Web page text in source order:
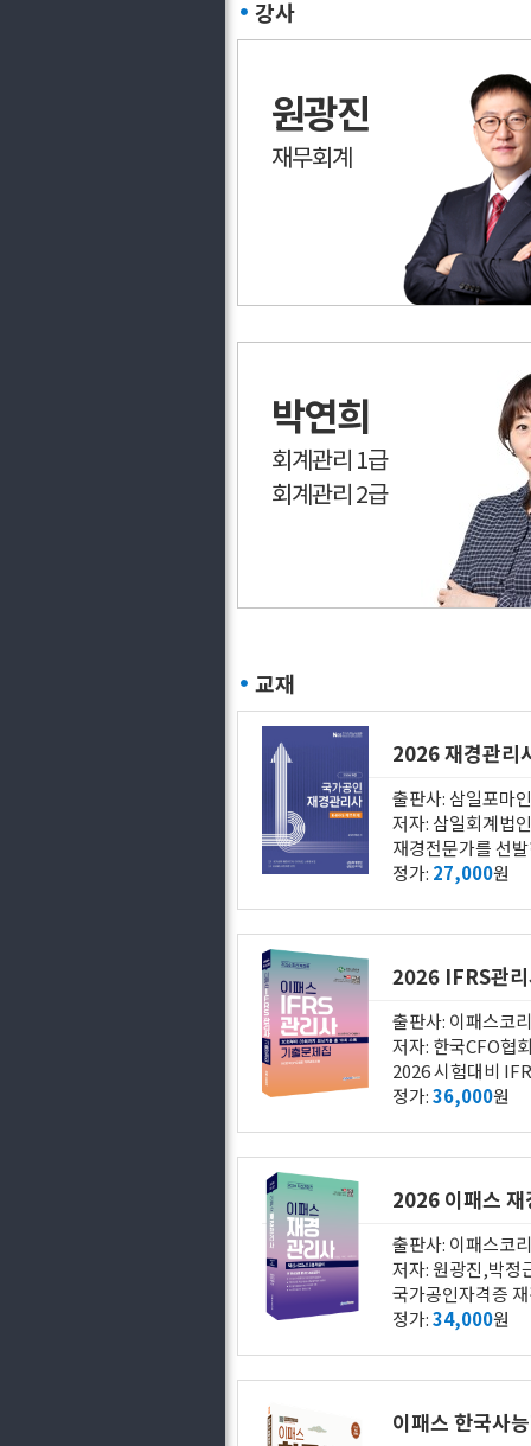
강사
원광진
재무회계
박연희
회계관리 1급
회계관리 2급
교재
2026 재경관리
출판사: 삼일포마인
저자: 삼일회계법인
정가: 27,000원
2026 IFRS관
출판사: 이패스코
저자: 한국CFO협
2026 시험대비
정가:36,000원
2026 이패스
출판사: 이패스코
저자: 원광진,박정
정가:34,000원
이패스 한국사